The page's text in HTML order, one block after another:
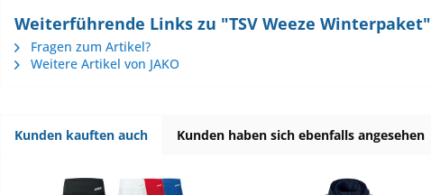
Weiterführende Links zu "TSV Weeze Winterpaket"
Fragen zum Artikel?
Weitere Artikel von JAKO
Kunden kauften auch Kunden haben sich ebenfalls angesehen